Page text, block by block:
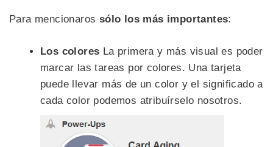
Para mencionaros sólo los más importantes:
Los colores La primera y más visual es poder
marcar las tareas por colores. Una tarjeta
puede llevar más de un color y el significado a
cada color podemos atribuírselo nosotros.